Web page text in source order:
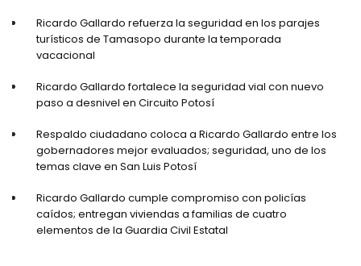
Ricardo Gallardo refuerza la seguridad en los parajes
turísticos de Tamasopo durante la temporada
vacacional
Ricardo Gallardo fortalece la seguridad vial con nuevo
paso a desnivel en Circuito Potosí
Respaldo ciudadano coloca a Ricardo Gallardo entre los
gobernadores mejor evaluados; seguridad, uno de los
temas clave en San Luis Potosí
Ricardo Gallardo cumple compromiso con policías
caídos; entregan viviendas a familias de cuatro
elementos de la Guardia Civil Estatal